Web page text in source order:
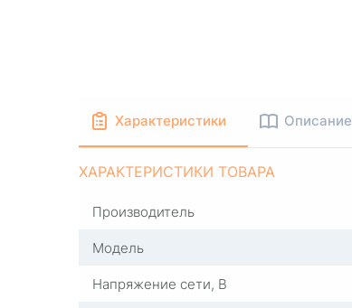
Характеристики Описание
ХАРАКТЕРИСТИКИ ТОВАРА
Производитель
Модель
Напряжение сети, В